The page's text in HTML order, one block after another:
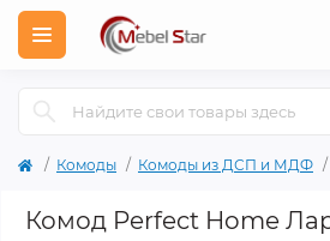
Комоды Комоды из ДСП и МДФ
Комод Perfect Home